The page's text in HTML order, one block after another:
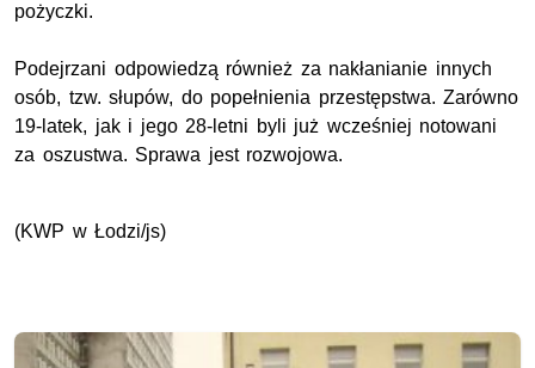
pożyczki.
Podejrzani odpowiedzą również za nakłanianie innych
osób, tzw. słupów, do popełnienia przestępstwa. Zarówno
19-latek, jak i jego 28-letni byli już wcześniej notowani
za oszustwa. Sprawa jest rozwojowa.
(KWP w Łodzi/js)